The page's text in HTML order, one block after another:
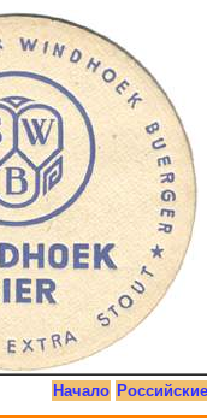
Начало Российские